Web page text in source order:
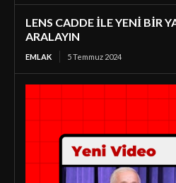
LENS CADDE İLE YENİ BİR
ARALAYIN
EMLAK 5 Temmuz 2024